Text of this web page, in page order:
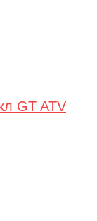
GT ATV